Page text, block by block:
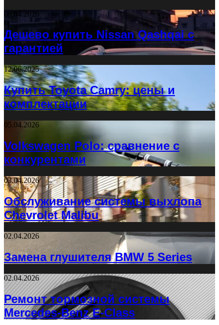
08.04.2026
Дешево купить Nissan Qashqai с
гарантией
12.06.2025
Купить Toyota Camry: цены и
комплектации
05.04.2026
Volkswagen Polo: сравнение с
конкурентами
03.04.2026
Обслуживание системы выхлопа
Chevrolet Malibu
02.04.2026
Замена глушителя BMW 5 Series
02.04.2026
Ремонт тормозной системы
Mercedes-Benz E-Class